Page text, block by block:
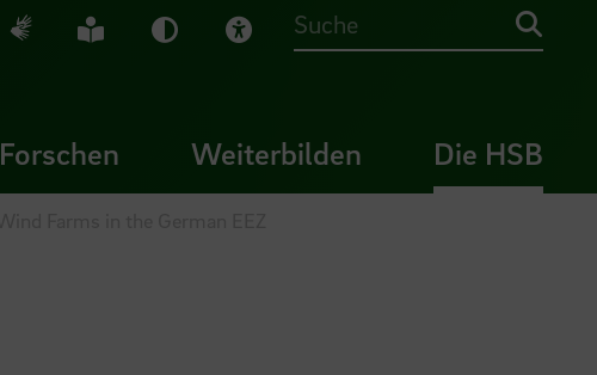
Deutsche Gebärdensprache
Leichte Sprache
Dunkel-Modus
Visuelle Hilfe
Suche
Forschen Weiterbilden Die HSB